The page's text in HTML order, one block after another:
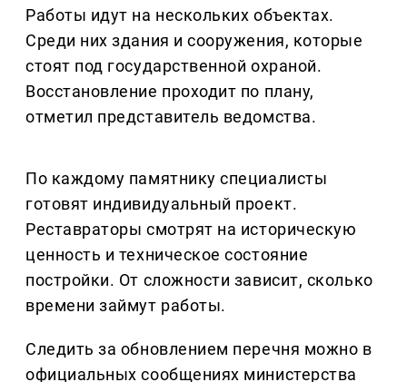
Работы идут на нескольких объектах.
Среди них здания и сооружения, которые
стоят под государственной охраной.
Восстановление проходит по плану,
отметил представитель ведомства.
По каждому памятнику специалисты
готовят индивидуальный проект.
Реставраторы смотрят на историческую
ценность и техническое состояние
постройки. От сложности зависит, сколько
времени займут работы.
Следить за обновлением перечня можно в
официальных сообщениях министерства